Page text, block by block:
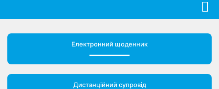
Електронний щоденник
Дистанційний супровід